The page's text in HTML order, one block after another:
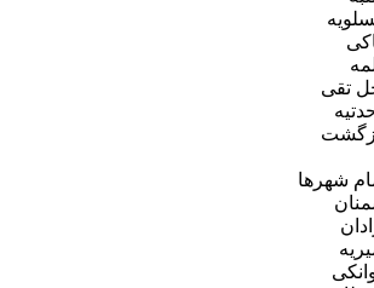
تقی
شهر‌ها